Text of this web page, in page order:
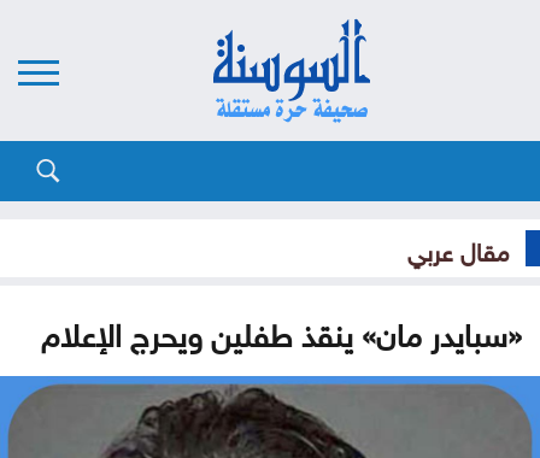
مقال عربي
«سبايدر مان» ينقذ طفلين ويحرج الإعلام